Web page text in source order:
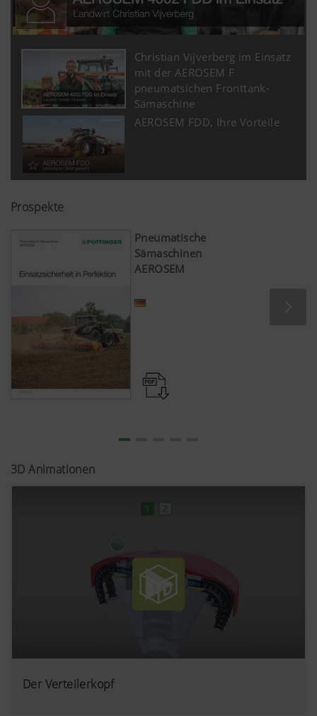
Christian Vijverberg im Einsatz
mit der AEROSEM F
pneumatsichen Fronttank-
Sämaschine
AEROSEM FDD, Ihre Vorteile
Prospekte
Pneumatische
Sämaschinen
AEROSEM
3D Animationen
Der Verteilerkopf